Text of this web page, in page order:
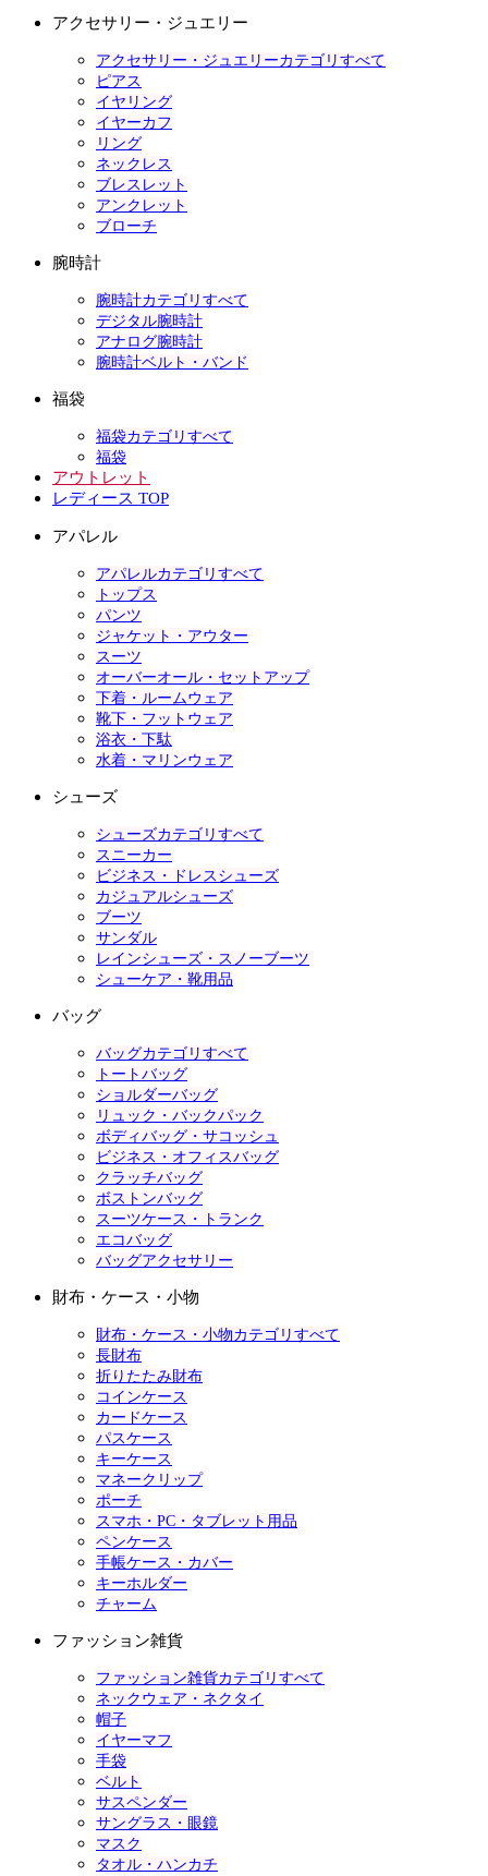
アクセサリー・ジュエリー
アクセサリー・ジュエリーカテゴリすべて
ピアス
イヤリング
イヤーカフ
リング
ネックレス
ブレスレット
アンクレット
ブローチ
腕時計
腕時計カテゴリすべて
デジタル腕時計
アナログ腕時計
腕時計ベルト・バンド
福袋
福袋カテゴリすべて
福袋
アウトレット
レディース TOP
アパレル
アパレルカテゴリすべて
トップス
パンツ
ジャケット・アウター
スーツ
オーバーオール・セットアップ
下着・ルームウェア
靴下・フットウェア
浴衣・下駄
水着・マリンウェア
シューズ
シューズカテゴリすべて
スニーカー
ビジネス・ドレスシューズ
カジュアルシューズ
ブーツ
サンダル
レインシューズ・スノーブーツ
シューケア・靴用品
バッグ
バッグカテゴリすべて
トートバッグ
ショルダーバッグ
リュック・バックパック
ボディバッグ・サコッシュ
ビジネス・オフィスバッグ
クラッチバッグ
ボストンバッグ
スーツケース・トランク
エコバッグ
バッグアクセサリー
財布・ケース・小物
財布・ケース・小物カテゴリすべて
長財布
折りたたみ財布
コインケース
カードケース
パスケース
キーケース
マネークリップ
ポーチ
スマホ・PC・タブレット用品
ペンケース
手帳ケース・カバー
キーホルダー
チャーム
ファッション雑貨
ファッション雑貨カテゴリすべて
ネックウェア・ネクタイ
帽子
イヤーマフ
手袋
ベルト
サスペンダー
サングラス・眼鏡
マスク
タオル・ハンカチ